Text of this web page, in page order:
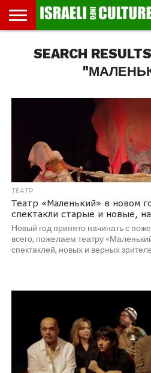
МУЗЕИ
СТРАНА
ФЕСТИВАЛЕЙ
ТЕАТР
КНИГИ.
ТЕКСТЫ
МУЗЫКА
РЕЛИГИЯ/
ИСТОРИЯ
ДВИЖЕНИЕ
ДЕТИ
ВЫХОДНОГО
МАРШРУТЫ
ПРОГУЛЬЩИКА
ВИДЕО-
РЕЧИ
ВПЕЧАТЛЕНИЯ
ВСТРЕЧИ
ИНТЕРВЬЮ
КИНО
TEL
AVIV
SEARCH
ТЕАТР
Театр «Маленький» в новом
спектакли старые и новые,
Новый год принято начинать с
всего, пожелаем театру
спектаклей, новых и верных